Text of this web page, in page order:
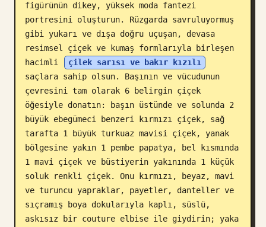
Güncellemeler
figürünün dikey, yüksek moda fantezi
portresini oluşturun. Rüzgarda savruluyormuş
gibi yukarı ve dışa doğru uçuşan, devasa
resimsel çiçek ve kumaş formlarıyla birleşen
hacimli
çilek sarısı ve bakır kızılı
saçlara sahip olsun. Başının ve vücudunun
çevresini tam olarak 6 belirgin çiçek
öğesiyle donatın: başın üstünde ve solunda 2
büyük ebegümeci benzeri kırmızı çiçek, sağ
tarafta 1 büyük turkuaz mavisi çiçek, yanak
bölgesine yakın 1 pembe papatya, bel kısmında
1 mavi çiçek ve büstiyerin yakınında 1 küçük
soluk renkli çiçek. Onu kırmızı, beyaz, mavi
ve turuncu yapraklar, payetler, danteller ve
sıçramış boya dokularıyla kaplı, süslü,
askısız bir couture elbise ile giydirin; yaka